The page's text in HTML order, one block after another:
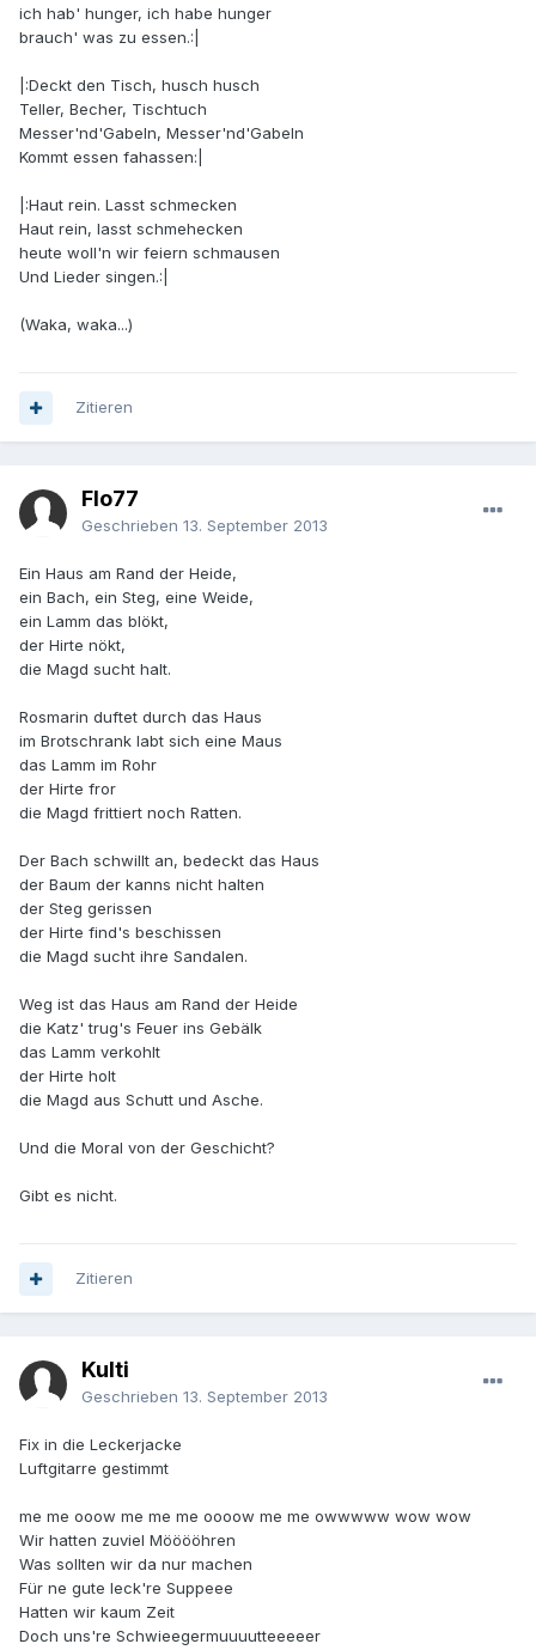
ich hab' hunger, ich habe hunger
brauch' was zu essen.:|
|:Deckt den Tisch, husch husch
Teller, Becher, Tischtuch
Messer'nd'Gabeln, Messer'nd'Gabeln
Kommt essen fahassen:|
|:Haut rein. Lasst schmecken
Haut rein, lasst schmehecken
heute woll'n wir feiern schmausen
Und Lieder singen.:|
(Waka, waka...)
Zitieren
Flo77
Geschrieben 13. September 2013
Ein Haus am Rand der Heide,
ein Bach, ein Steg, eine Weide,
ein Lamm das blökt,
der Hirte nökt,
die Magd sucht halt.
Rosmarin duftet durch das Haus
im Brotschrank labt sich eine Maus
das Lamm im Rohr
der Hirte fror
die Magd frittiert noch Ratten.
Der Bach schwillt an, bedeckt das Haus
der Baum der kanns nicht halten
der Steg gerissen
der Hirte find's beschissen
die Magd sucht ihre Sandalen.
Weg ist das Haus am Rand der Heide
die Katz' trug's Feuer ins Gebälk
das Lamm verkohlt
der Hirte holt
die Magd aus Schutt und Asche.
Und die Moral von der Geschicht?
Gibt es nicht.
Zitieren
Kulti
Geschrieben 13. September 2013
Fix in die Leckerjacke
Luftgitarre gestimmt
me me ooow me me me oooow me me owwwww wow wow
Wir hatten zuviel Mööööhren
Was sollten wir da nur machen
Für ne gute leck're Suppeee
Hatten wir kaum Zeit
Doch uns're Schwieegermuuuutteeeeer